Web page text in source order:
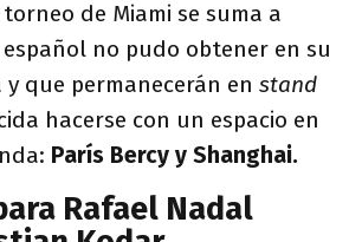
de Miami se suma a
no pudo obtener en su
que permanecerán en stand
hacerse con un espacio en
París Bercy y Shanghai.
Rafael Nadal